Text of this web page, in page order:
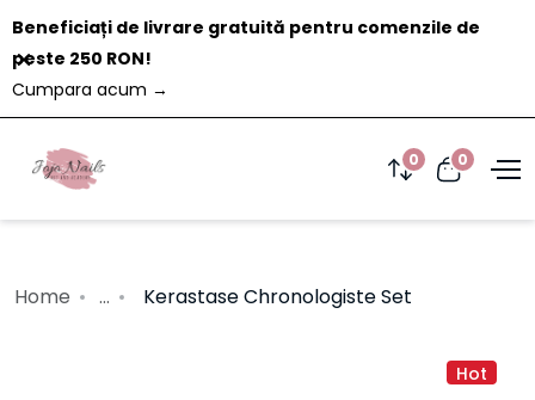
Beneficiați de livrare gratuită pentru comenzile de
peste 250 RON!
Cumpara acum →
Închide
0 0
Home ... Kerastase Chronologiste Set
Hot